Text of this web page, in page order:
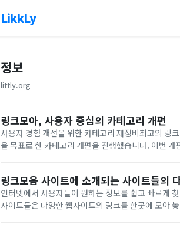
LikkLy
정보
littly.org
링크모아, 사용자 중심의 카테고리 개편
사용자 경험 개선을 위한 카테고리 재정비최고의 링
을 목표로 한 카테고리 개편을 진행했습니다. 이번
링크모음 사이트에 소개되는 사이트들의
인터넷에서 사용자들이 원하는 정보를 쉽고 빠르게
사이트들은 다양한 웹사이트의 링크를 한곳에 모아